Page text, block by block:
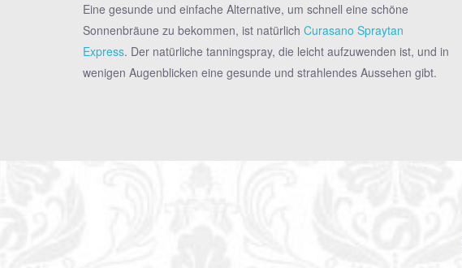
Eine gesunde und einfache Alternative, um schnell eine schöne
Sonnenbräune zu bekommen, ist natürlich Curasano Spraytan
Express. Der natürliche tanningspray, die leicht aufzuwenden ist, und in
wenigen Augenblicken eine gesunde und strahlendes Aussehen gibt.